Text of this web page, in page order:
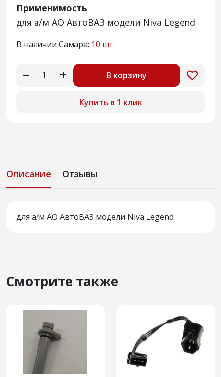
Применимость
для а/м АО АвтоВАЗ модели Niva Legend
В наличии Самара: 10 шт.
В корзину
Купить в 1 клик
Описание Отзывы
для а/м АО АвтоВАЗ модели Niva Legend
Смотрите также